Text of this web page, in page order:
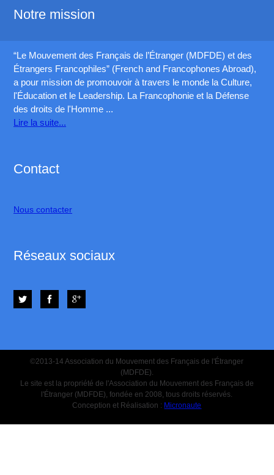
Notre mission
“Le Mouvement des Français de l’Étranger (MDFDE) et des
Étrangers Francophiles” (French and Francophones Abroad),
a pour mission de promouvoir à travers le monde la Culture,
l'Éducation et le Leadership. La Francophonie et la Défense
des droits de l'Homme ...
Lire la suite...
Contact
Nous contacter
Réseaux sociaux
©2013-14 Association du Mouvement des Français de l'Étranger
(MDFDE).
Le site est la propriété de l'Association du Mouvement des Français de
l'Étranger (MDFDE), fondée en 2008, tous droits réservés.
Conception et Réalisation : Micronaute